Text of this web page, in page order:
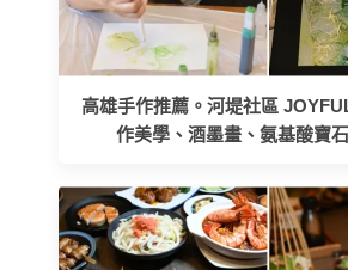
高雄手作推薦。河堤社區
作美學、酒墨畫、氨基酸寶